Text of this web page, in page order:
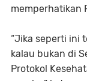
memperhatikan
“Jika seperti ini
kalau bukan di
Protokol